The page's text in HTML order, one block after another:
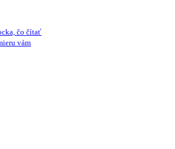
čo čítať
vám